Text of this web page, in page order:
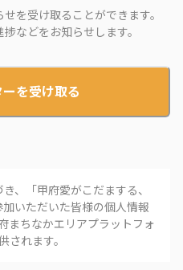
を受け取ることができます。
などをお知らせします。
を受け取る
、「甲府愛がこだまする、
加いただいた皆様の個人情報
まちなかエリアプラットフォ
されます。